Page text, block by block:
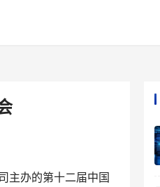
主办的第十二届中国